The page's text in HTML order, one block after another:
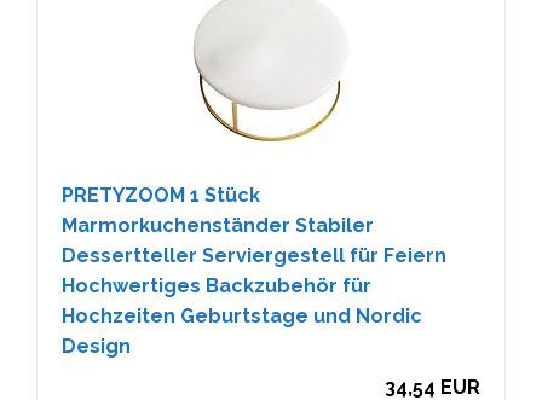
PRETYZOOM 1 Stück
Marmorkuchenständer Stabiler
Dessertteller Serviergestell für Feiern
Hochwertiges Backzubehör für
Hochzeiten Geburtstage und Nordic
Design
34,54 EUR